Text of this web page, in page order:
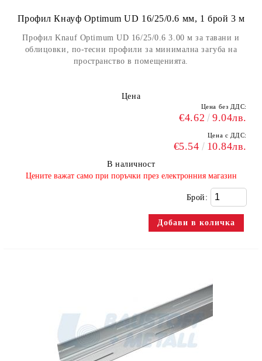
Профил Кнауф Optimum UD 16/25/0.6 мм, 1 брой 3 м
Профил Knauf Optimum UD 16/25/0.6 3.00 м за тавани и
облицовки, по-тесни профили за минимална загуба на
пространство в помещенията.
Цена
Цена без ДДС:
€4.62 9.04лв.
Цена с ДДС:
€5.54 10.84лв.
В наличност
​Цените важат само при поръчки през електронния магазин
Брой: